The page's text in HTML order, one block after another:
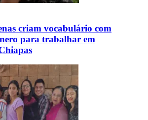
criam vocabulário com
para trabalhar em